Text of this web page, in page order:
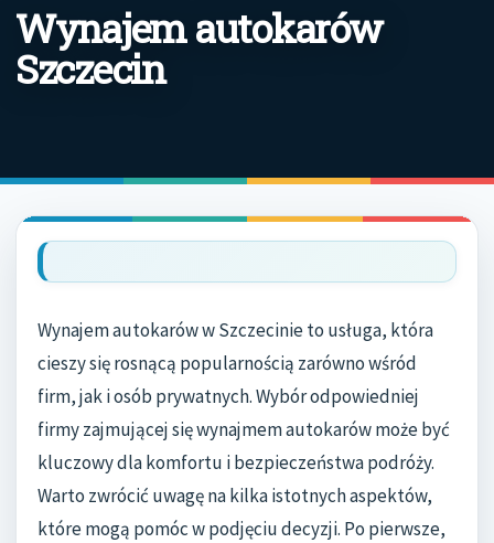
Wynajem autokarów
Szczecin
Wynajem autokarów w Szczecinie to usługa, która
cieszy się rosnącą popularnością zarówno wśród
firm, jak i osób prywatnych. Wybór odpowiedniej
firmy zajmującej się wynajmem autokarów może być
kluczowy dla komfortu i bezpieczeństwa podróży.
Warto zwrócić uwagę na kilka istotnych aspektów,
które mogą pomóc w podjęciu decyzji. Po pierwsze,